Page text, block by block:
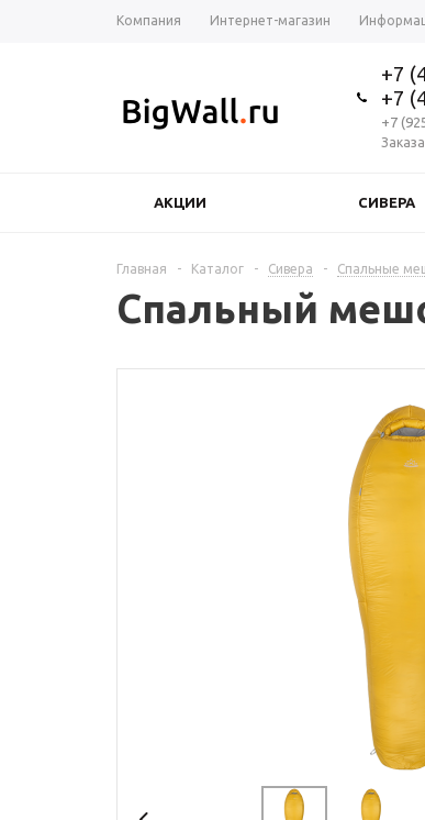
Компания Интернет-магазин
+7
+7
+7
АКЦИИ СИВЕРА
Главная - Каталог - Сивера - Спальные
Спальный